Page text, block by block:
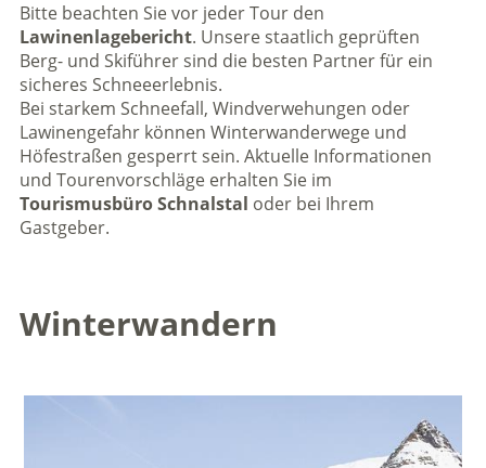
Bitte beachten Sie vor jeder Tour den
Lawinenlagebericht. Unsere staatlich geprüften
Berg- und Skiführer sind die besten Partner für ein
sicheres Schneeerlebnis.
Bei starkem Schneefall, Windverwehungen oder
Lawinengefahr können Winterwanderwege und
Höfestraßen gesperrt sein. Aktuelle Informationen
und Tourenvorschläge erhalten Sie im
Tourismusbüro Schnalstal oder bei Ihrem
Gastgeber.
Winterwandern